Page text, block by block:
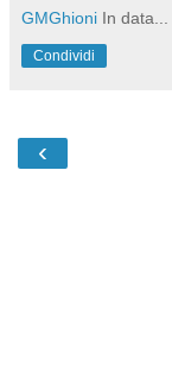
GMGhioni In data...
Condividi
‹